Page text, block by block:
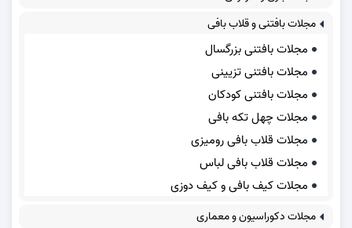
مجلات بافتنی و قلاب بافی
مجلات بافتنی بزرگسال
مجلات بافتنی تزیینی
مجلات بافتنی کودکان
مجلات چهل تکه بافی
مجلات قلاب بافی رومیزی
مجلات قلاب بافی لباس
مجلات کیف بافی و کیف دوزی
مجلات دکوراسیون و معماری